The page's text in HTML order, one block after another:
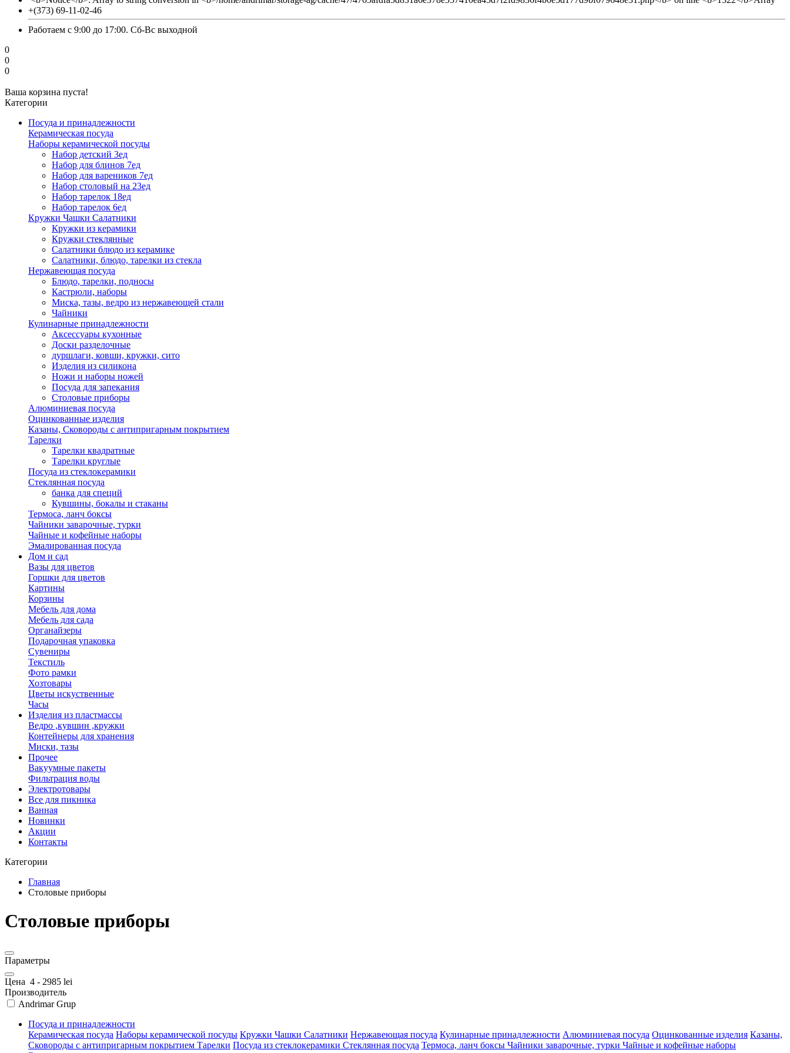
+(373) 69-11-02-46
Работаем с 9:00 до 17:00. Сб-Вс выходной
0
0
0
Ваша корзина пуста!
Категории
Посуда и принадлежности
Керамическая посуда
Наборы керамической посуды
Набор детский 3ед
Набор для блинов 7ед
Набор для вареников 7ед
Набор столовый на 23ед
Набор тарелок 18ед
Набор тарелок 6ед
Кружки Чашки Салатники
Кружки из керамики
Кружки стеклянные
Салатники блюдо из керамике
Салатники, блюдо, тарелки из стекла
Нержавеющая посуда
Блюдо, тарелки, подносы
Кастрюли, наборы
Миска, тазы, ведро из нержавеющей стали
Чайники
Кулинарные принадлежности
Аксессуары кухонные
Доски разделочные
дуршлаги, ковши, кружки, сито
Изделия из силикона
Ножи и наборы ножей
Посуда для запекания
Столовые приборы
Алюминиевая посуда
Оцинкованные изделия
Казаны, Сковороды с антипригарным покрытием
Тарелки
Тарелки квадратные
Тарелки круглые
Посуда из стеклокерамики
Стеклянная посуда
банка для специй
Кувшины, бокалы и стаканы
Термоса, ланч боксы
Чайники заварочные, турки
Чайные и кофейные наборы
Эмалированная посуда
Дом и сад
Вазы для цветов
Горшки для цветов
Картины
Корзины
Мебель для дома
Мебель для сада
Органайзеры
Подарочная упаковка
Сувениры
Текстиль
Фото рамки
Хозтовары
Цветы искуственные
Часы
Изделия из пластмассы
Ведро ,кувшин ,кружки
Контейнеры для хранения
Миски, тазы
Прочее
Вакуумные пакеты
Фильтрация воды
Электротовары
Все для пикника
Ванная
Новинки
Акции
Контакты
Категории
Главная
Столовые приборы
Столовые приборы
Параметры
Цена 4 - 2985 lei
Производитель
Andrimar Grup
Посуда и принадлежности
Керамическая посуда Наборы керамической посуды Кружки Чашки Салатники Нержавеющая посуда Кулинарные принадлежности Алюминиевая посуда Оцинкованные изделия Казаны,
Сковороды с антипригарным покрытием Тарелки Посуда из стеклокерамики Стеклянная посуда Термоса, ланч боксы Чайники заварочные, турки Чайные и кофейные наборы